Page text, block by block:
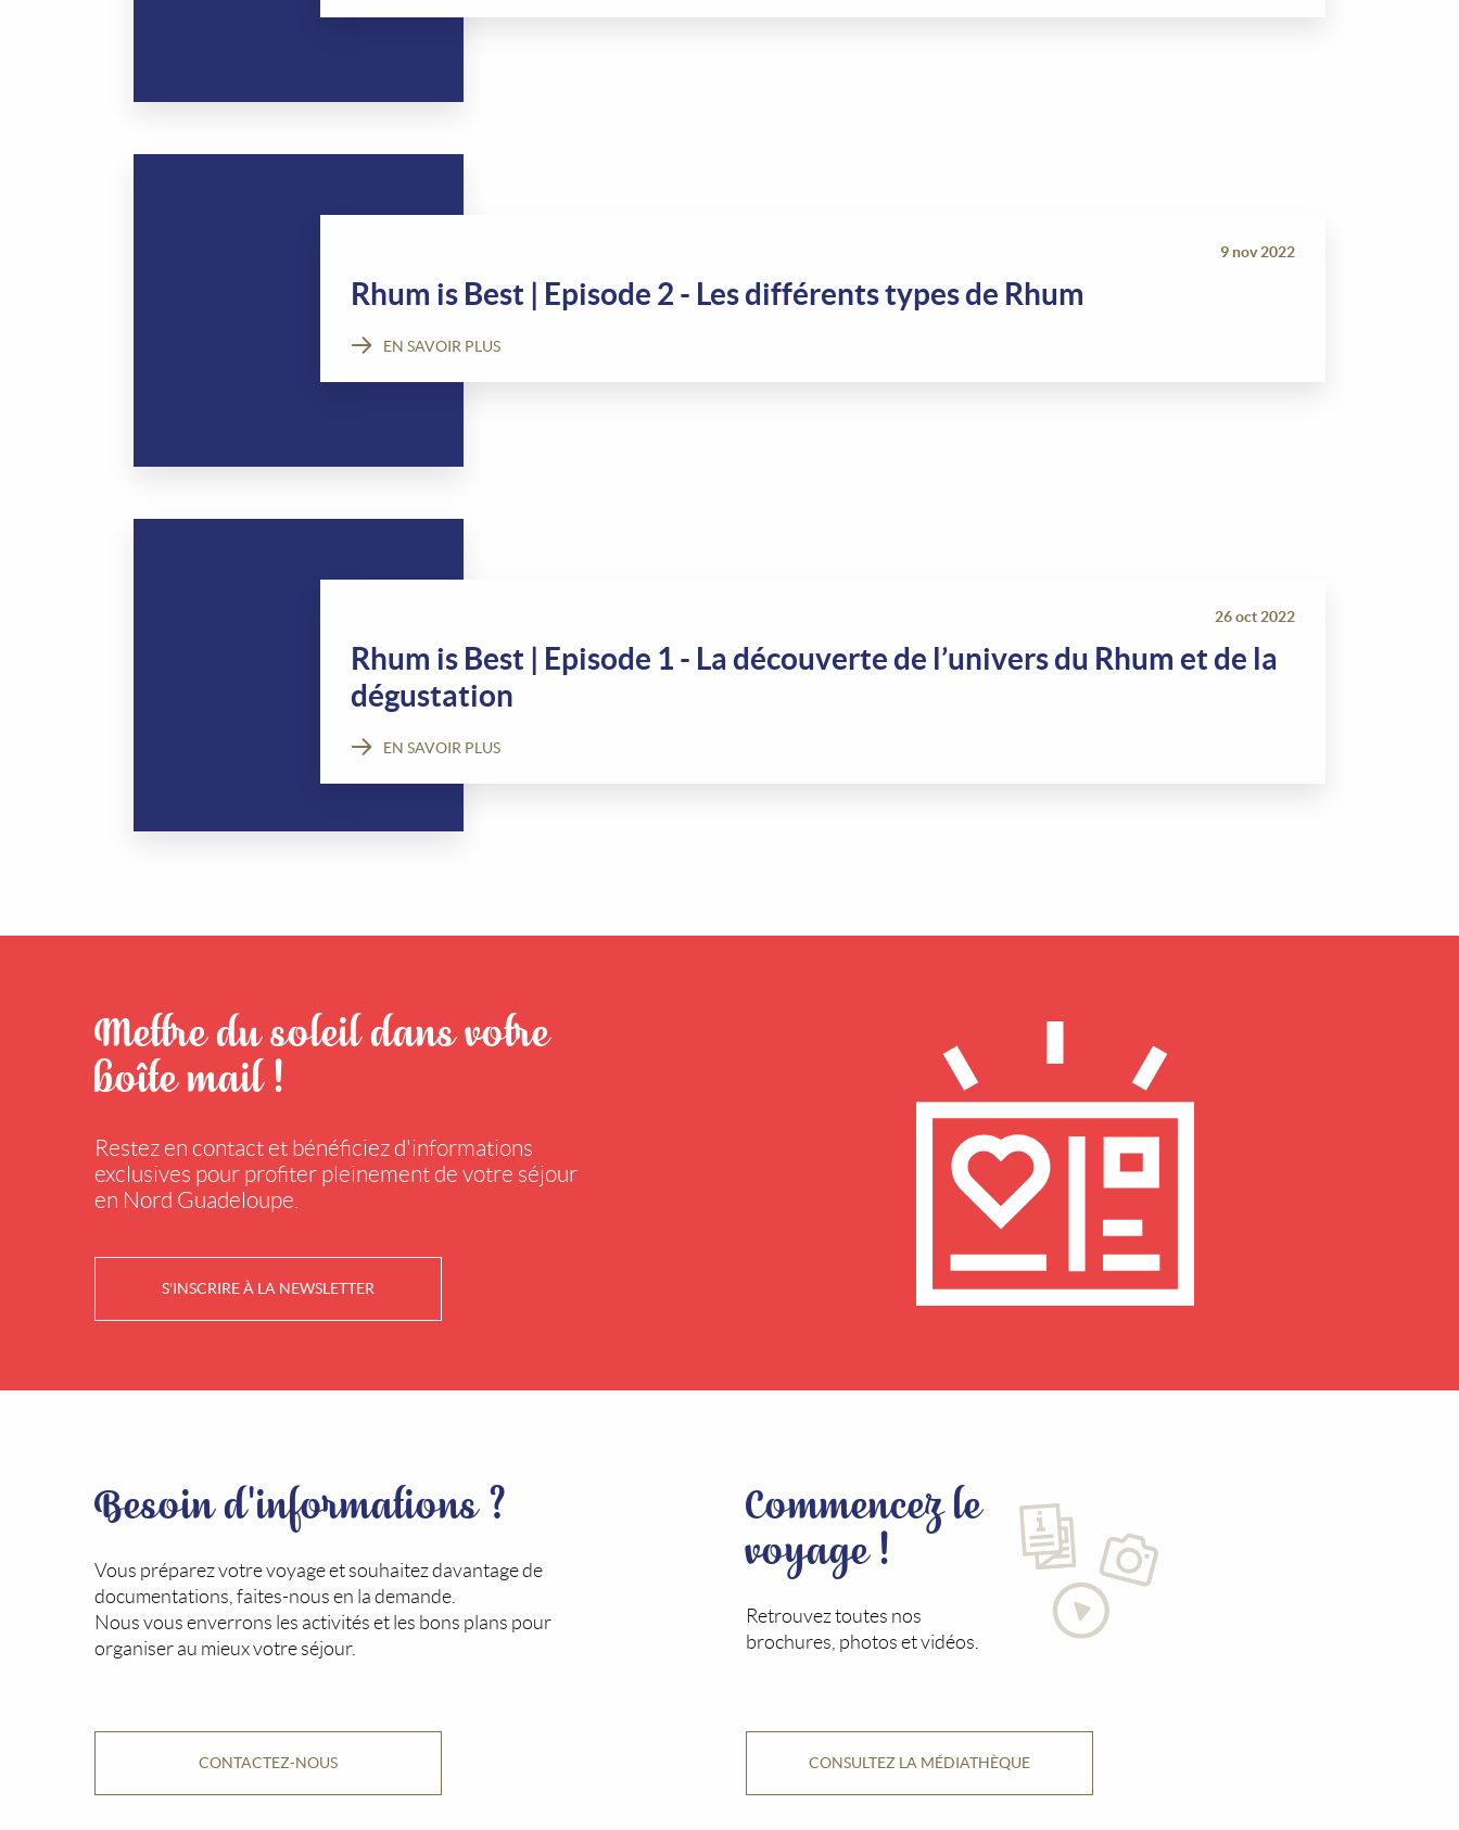
9 nov 2022
Rhum is Best | Episode 2 - Les différents types de Rhum
EN SAVOIR PLUS
26 oct 2022
Rhum is Best | Episode 1 - La découverte de l’univers du Rhum et de la
dégustation
EN SAVOIR PLUS
Mettre du soleil dans votre
boîte mail !
Restez en contact et bénéficiez d'informations
exclusives pour profiter pleinement de votre séjour
en Nord Guadeloupe.
S'INSCRIRE À LA NEWSLETTER
Besoin d'informations ?
Vous préparez votre voyage et souhaitez davantage de
documentations, faites-nous en la demande.
Nous vous enverrons les activités et les bons plans pour
organiser au mieux votre séjour.
CONTACTEZ-NOUS
Commencez le
voyage !
Retrouvez toutes nos
brochures, photos et vidéos.
CONSULTEZ LA MÉDIATHÈQUE